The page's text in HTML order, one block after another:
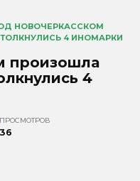
НОВОЧЕРКАССКОМ
4 ИНОМАРКИ
произошла
4
ПРОСМОТРОВ
36